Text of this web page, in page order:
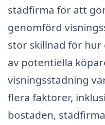
städfirma för att
genomförd
stor skillnad för
av potentiella
visningsstädning
flera faktorer,
bostaden,